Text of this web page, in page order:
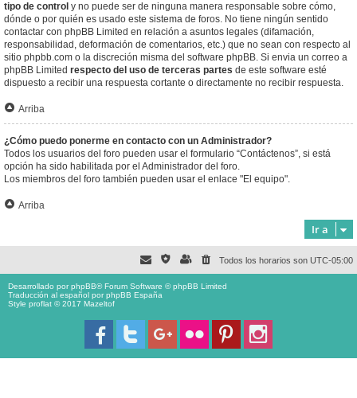
tipo de control y no puede ser de ninguna manera responsable sobre cómo,
dónde o por quién es usado este sistema de foros. No tiene ningún sentido
contactar con phpBB Limited en relación a asuntos legales (difamación,
responsabilidad, deformación de comentarios, etc.) que no sean con respecto al
sitio phpbb.com o la discreción misma del software phpBB. Si envia un correo a
phpBB Limited respecto del uso de terceras partes de este software esté
dispuesto a recibir una respuesta cortante o directamente no recibir respuesta.
Arriba
¿Cómo puedo ponerme en contacto con un Administrador?
Todos los usuarios del foro pueden usar el formulario “Contáctenos”, si está
opción ha sido habilitada por el Administrador del foro.
Los miembros del foro también pueden usar el enlace "El equipo".
Arriba
Ir a
Todos los horarios son UTC-05:00
Desarrollado porphpBB® Forum Software © phpBB Limited
Traducción al español porphpBB España
Style proflat © 2017 Mazeltof